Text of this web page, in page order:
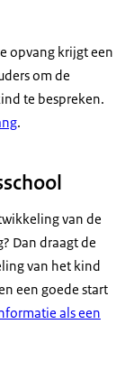
opvang krijgt een
om de
te bespreken.
.
van de
Dan draagt de
van het kind
een goede start
als een